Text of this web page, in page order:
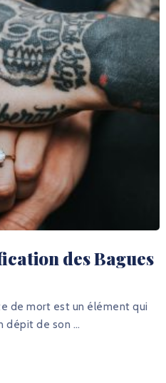
des Bagues
de mort est un élément qui
dépit de son …